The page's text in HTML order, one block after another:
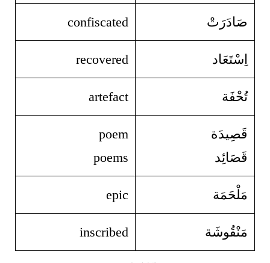
صَادَرَتْ confiscated
اِسْتَعَاد recovered
تُحْفَة artefact
قَصِيدَة
قَصَائِد
poem
poems
مَلْحَمَة epic
مَنْقُوشَة inscribed